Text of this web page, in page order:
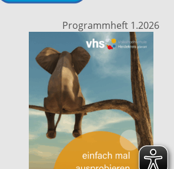
Programmheft 1.2026